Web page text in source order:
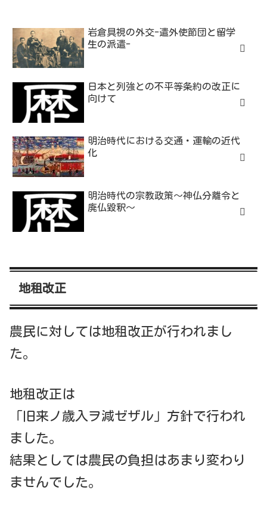
岩倉具視の外交-遣外使節団と留学
生の派遣-
日本と列強との不平等条約の改正に
向けて
明治時代における交通・運輸の近代
化
明治時代の宗教政策～神仏分離令と
廃仏毀釈～
地租改正
農民に対しては地租改正が行われまし
た。
地租改正は
「旧来ノ歳入ヲ減ゼザル」方針で行われ
ました。
結果としては農民の負担はあまり変わり
ませんでした。